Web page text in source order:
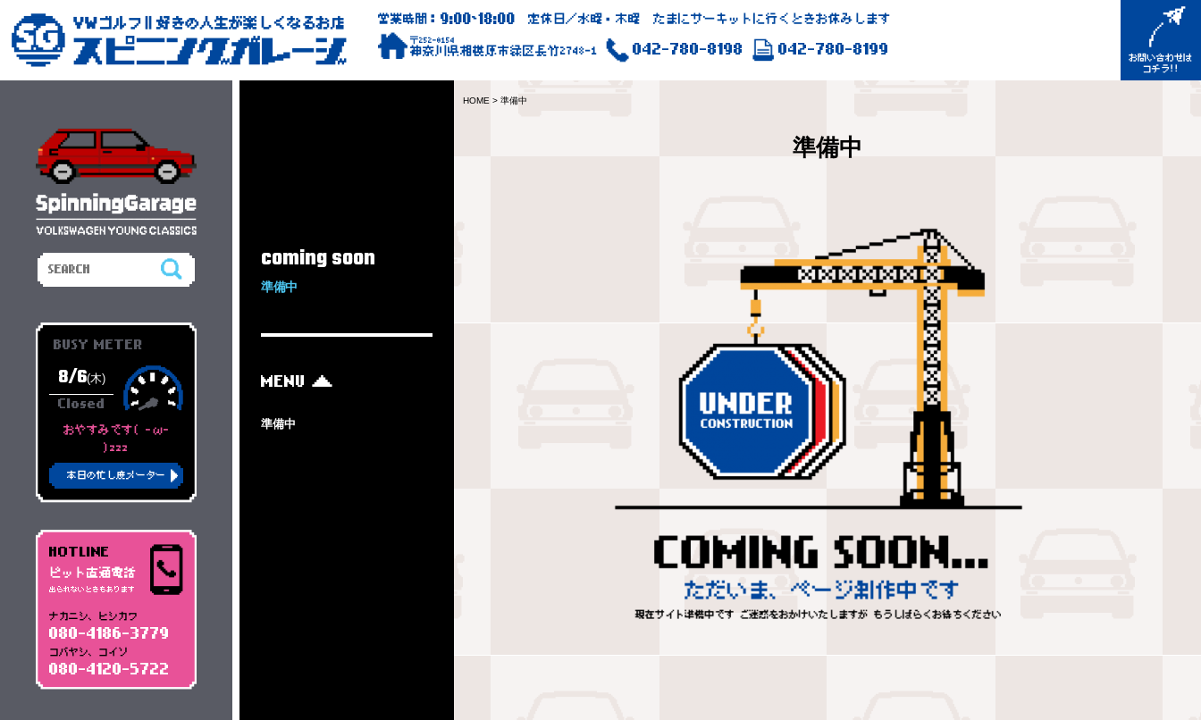
営業時間：9:00~18:00 定休日／水曜・木曜 たまにサーキットに行くときお休みします
〒252-0154
神奈川県相模原市緑区長竹2748-1 042-780-8198 042-780-8199
coming soon
準備中
MENU
準備中
HOME > 準備中
準備中
BUSY METER
8/6(木)
Closed
おやすみです( -ω-
)zzz
本日の忙し度メーター
HOTLINE
ピット直通電話
出られないときもあります
ナカニシ、ヒシカワ
080-4186-3779
コバヤシ、コイソ
080-4120-5722